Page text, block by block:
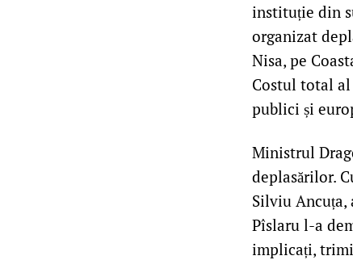
instituție din
organizat
Nisa, pe
Costul total al
publici și
Ministrul
deplasărilor.
Silviu Ancuța,
Pîslaru l-a
implicați,